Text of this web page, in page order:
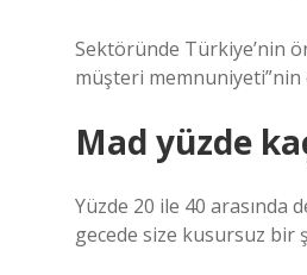
Sektöründe Türkiye’nin
müşteri
Mad yüzde
Yüzde 20 ile 40 arasında
gecede size kusursuz bir